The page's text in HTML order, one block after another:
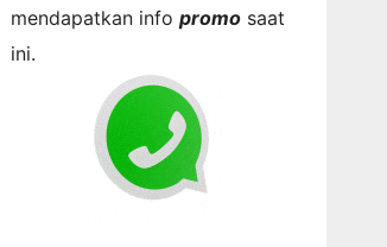
mendapatkan info promosaat
ini.